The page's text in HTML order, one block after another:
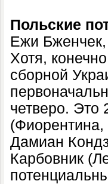
Польские
Ежи Бженчек,
Хотя,
сборной
четверо. Это
(Фиорентина,
Дамиан
Карбовник